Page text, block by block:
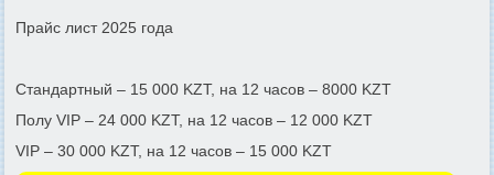
Прайс лист 2025 года
Стандартный – 15 000 KZT, на 12 часов – 8000 KZT
Полу VIP – 24 000 KZT, на 12 часов – 12 000 KZT
VIP – 30 000 KZT, на 12 часов – 15 000 KZT